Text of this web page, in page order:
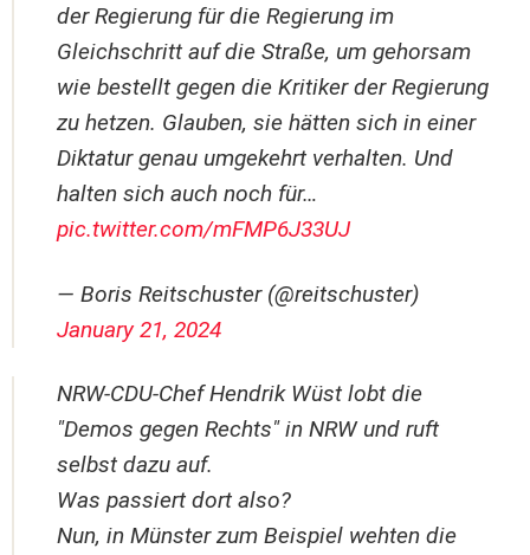
der Regierung für die Regierung im
Gleichschritt auf die Straße, um gehorsam
wie bestellt gegen die Kritiker der Regierung
zu hetzen. Glauben, sie hätten sich in einer
Diktatur genau umgekehrt verhalten. Und
halten sich auch noch für…
pic.twitter.com/mFMP6J33UJ
— Boris Reitschuster (@reitschuster)
January 21, 2024
NRW-CDU-Chef Hendrik Wüst lobt die
"Demos gegen Rechts" in NRW und ruft
selbst dazu auf.
Was passiert dort also?
Nun, in Münster zum Beispiel wehten die